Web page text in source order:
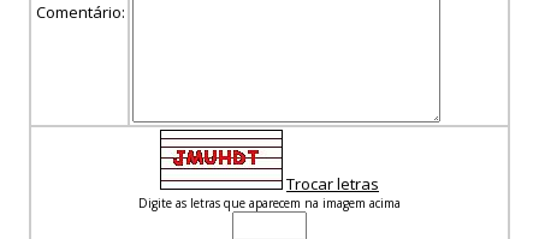
Comentário:
Trocar letras
Digite as letras que aparecem na imagem acima